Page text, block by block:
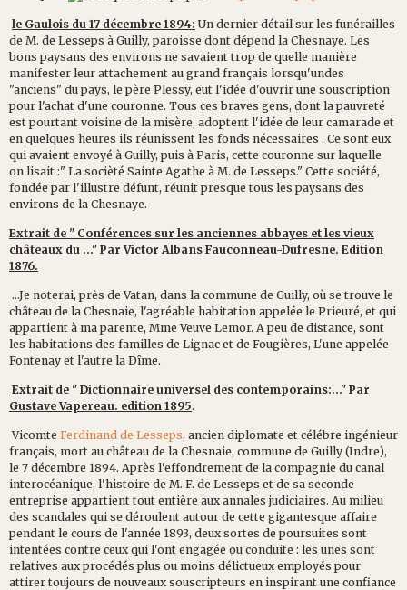
le Gaulois du 17 décembre 1894: Un dernier détail sur les funérailles
de M. de Lesseps à Guilly, paroisse dont dépend la Chesnaye. Les
bons paysans des environs ne savaient trop de quelle manière
manifester leur attachement au grand français lorsqu'undes
"anciens" du pays, le père Plessy, eut l'idée d'ouvrir une souscription
pour l'achat d'une couronne. Tous ces braves gens, dont la pauvreté
est pourtant voisine de la misère, adoptent l'idée de leur camarade et
en quelques heures ils réunissent les fonds nécessaires . Ce sont eux
qui avaient envoyé à Guilly, puis à Paris, cette couronne sur laquelle
on lisait :" La socièté Sainte Agathe à M. de Lesseps." Cette société,
fondée par l'illustre défunt, réunit presque tous les paysans des
environs de la Chesnaye.
Extrait de " Conférences sur les anciennes abbayes et les vieux
châteaux du ..." Par Victor Albans Fauconneau-Dufresne. Edition
1876.
...Je noterai, près de Vatan, dans la commune de Guilly, où se trouve le
château de la Chesnaie, l'agréable habitation appelée le Prieuré, et qui
appartient à ma parente, Mme Veuve Lemor. A peu de distance, sont
les habitations des familles de Lignac et de Fougières, L'une appelée
Fontenay et l'autre la Dîme.
Extrait de " Dictionnaire universel des contemporains:..." Par
Gustave Vapereau. edition 1895.
Vicomte Ferdinand de Lesseps, ancien diplomate et célébre ingénieur
français, mort au château de la Chesnaie, commune de Guilly (Indre),
le 7 décembre 1894. Après l'effondrement de la compagnie du canal
interocéanique, l'histoire de M. F. de Lesseps et de sa seconde
entreprise appartient tout entière aux annales judiciaires. Au milieu
des scandales qui se déroulent autour de cette gigantesque affaire
pendant le cours de l'année 1893, deux sortes de poursuites sont
intentées contre ceux qui l'ont engagée ou conduite : les unes sont
relatives aux procédés plus ou moins délictueux employés pour
attirer toujours de nouveaux souscripteurs en inspirant une confiance